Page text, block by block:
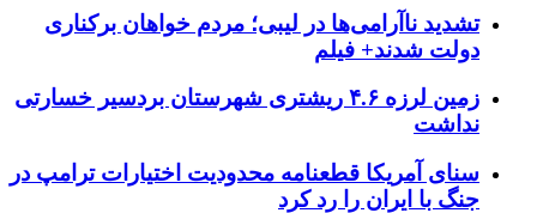
تشدید ناآرامی‌ها در لیبی؛ مردم خواهان برکناری
دولت شدند+ فیلم
زمین لرزه ۴.۶ ریشتری شهرستان بردسیر خسارتی
نداشت
سنای آمریکا قطعنامه محدودیت اختیارات ترامپ در
جنگ با ایران را رد کرد